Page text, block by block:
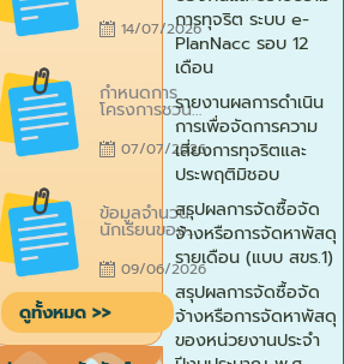
เคลื่อนการแก้ไข
ปัญหาเด็กและ
เยาวชนนอก
ระบบการศึกษาให้
กลายเป็นศูนย์
(TZD)
เทศบาลตำบล
ไผ่ ที่ 1 /
2569 เรื่อง
แต่งตั้งคณะ
กรรมการสห
ตำบลไผ่ ลงวัน
ที่ 13
กรกฎาคม
2569
14/07/2026
กำหนดการ
โครงการชวน
น้องเข้าวัด
เทศบาลตำบล
ไผ่ ประจำปี
พ.ศ. 2569 วัน
กรกฎาคม
2569 ณ วัดป่า
มัชฌิมวาส
เทศบาลตำบลลำ
พาน
on
07/07/2026
ข้อมูลจำนวน
นักเรียนของ
สถานศึกษา
ประจำปีการ
ศึกษา 2569
(ครั้งที่ 1)
โรงเรียนบ้านคำ
เม็ก (มิถุนายน
2569)
on
09/06/2026
ดูทั้งหมด >>
การทุจริต ระบบ e-
PlanNacc รอบ 12
เดือน
รายงานผลการดำเนิน
การเพื่อจัดการความ
เสี่ยงการทุจริตและ
ประพฤติมิชอบ
สรุปผลการจัดซื้อจัด
จ้างหรือการจัดหาพัสดุ
รายเดือน (แบบ สขร.1)
สรุปผลการจัดซื้อจัด
จ้างหรือการจัดหาพัสดุ
ของหน่วยงานประจำ